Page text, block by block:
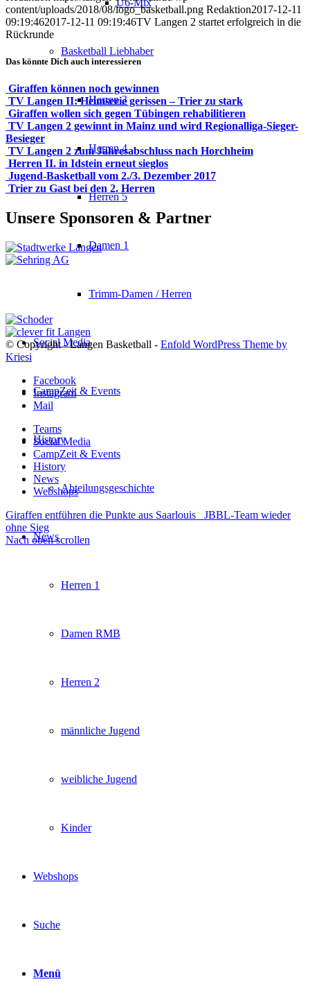
U6-Mix
Basketball Liebhaber
Herren 3
Herren 4
Herren 5
Damen 1
Trimm-Damen / Herren
Social Media
CampZeit & Events
History
Abteilungsgeschichte
News
Herren 1
Damen RMB
Herren 2
männliche Jugend
weibliche Jugend
Kinder
Webshops
Suche
Menü
content/uploads/2018/08/logo_basketball.png Redaktion2017-12-11
09:19:462017-12-11 09:19:46TV Langen 2 startet erfolgreich in die
Rückrunde
Das könnte Dich auch interessieren
Giraffen können noch gewinnen
TV Langen II: Heimserie gerissen – Trier zu stark
Giraffen wollen sich gegen Tübingen rehabilitieren
TV Langen 2 gewinnt in Mainz und wird Regionalliga-Sieger-
Besieger
TV Langen 2 zum Jahresabschluss nach Horchheim
Herren II. in Idstein erneut sieglos
Jugend-Basketball vom 2./3. Dezember 2017
Trier zu Gast bei den 2. Herren
Unsere Sponsoren & Partner
© Copyright - Langen Basketball - Enfold WordPress Theme by
Kriesi
Facebook
Instagram
Mail
Teams
Social Media
CampZeit & Events
History
News
Webshops
Giraffen entführen die Punkte aus Saarlouis
JBBL-Team wieder
ohne Sieg
Nach oben scrollen